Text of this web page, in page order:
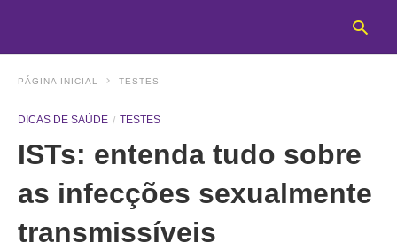
PÁGINA INICIAL TESTES
DICAS DE SAÚDE TESTES
ISTs: entenda tudo sobre
as infecções sexualmente
transmissíveis